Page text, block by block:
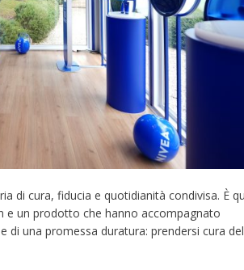
di cura, fiducia e quotidianità condivisa. È
e un prodotto che hanno accompagnato
di una promessa duratura: prendersi cura